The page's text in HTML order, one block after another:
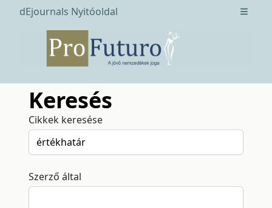
dEjournals Nyitóoldal Open
Keresés
Cikkek keresése
Szerző által